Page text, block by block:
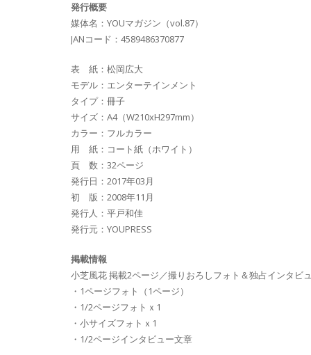
発行概要
媒体名：YOUマガジン（vol.87）
JANコード：4589486370877
表 紙：松岡広大
モデル：エンターテインメント
タイプ：冊子
サイズ：A4（W210xH297mm）
カラー：フルカラー
用 紙：コート紙（ホワイト）
頁 数：32ページ
発行日：2017年03月
初 版：2008年11月
発行人：平戸和佳
発行元：YOUPRESS
掲載情報
小芝風花 掲載2ページ／撮りおろしフォト＆独占インタビ
・1ページフォト（1ページ）
・1/2ページフォトｘ1
・小サイズフォトｘ1
・1/2ページインタビュー文章